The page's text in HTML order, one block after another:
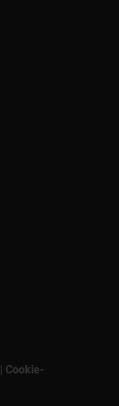
Cookie-